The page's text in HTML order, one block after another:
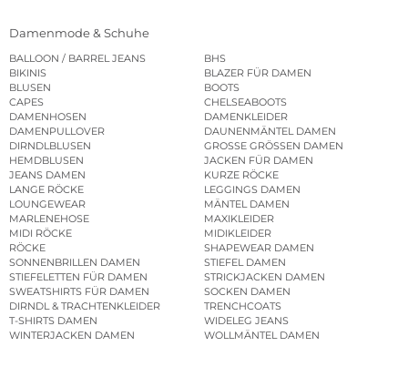
Damenmode & Schuhe
BALLOON / BARREL JEANS
BHS
BIKINIS
BLAZER FÜR DAMEN
BLUSEN
BOOTS
CAPES
CHELSEABOOTS
DAMENHOSEN
DAMENKLEIDER
DAMENPULLOVER
DAUNENMÄNTEL DAMEN
DIRNDLBLUSEN
GROSSE GRÖSSEN DAMEN
HEMDBLUSEN
JACKEN FÜR DAMEN
JEANS DAMEN
KURZE RÖCKE
LANGE RÖCKE
LEGGINGS DAMEN
LOUNGEWEAR
MÄNTEL DAMEN
MARLENEHOSE
MAXIKLEIDER
MIDI RÖCKE
MIDIKLEIDER
RÖCKE
SHAPEWEAR DAMEN
SONNENBRILLEN DAMEN
STIEFEL DAMEN
STIEFELETTEN FÜR DAMEN
STRICKJACKEN DAMEN
SWEATSHIRTS FÜR DAMEN
SOCKEN DAMEN
DIRNDL & TRACHTENKLEIDER
TRENCHCOATS
T-SHIRTS DAMEN
WIDELEG JEANS
WINTERJACKEN DAMEN
WOLLMÄNTEL DAMEN